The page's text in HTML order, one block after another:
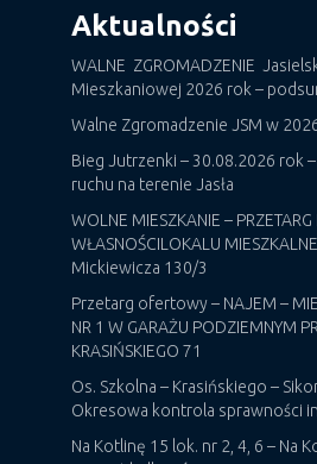
Aktualności
WALNE ZGROMADZENIE
Mieszkaniowej 2026 rok –
Walne Zgromadzenie JSM w
Bieg Jutrzenki – 30.08.2026 rok
ruchu na terenie Jasła
WOLNE MIESZKANIE – PRZETARG
WŁASNOŚCILOKALU
Mickiewicza 130/3
Przetarg ofertowy – NAJEM –
NR 1 W GARAŻU PODZIEMNYM
KRASIŃSKIEGO 71
Os. Szkolna – Krasińskiego –
Okresowa kontrola sprawności
Na Kotlinę 15 lok. nr 2, 4, 6 – Na